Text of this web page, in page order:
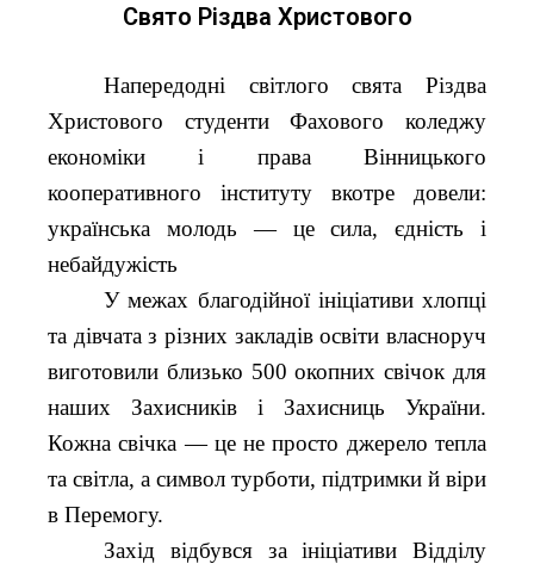
Свято Різдва Христового
Напередодні світлого свята Різдва
Христового студенти Фахового коледжу
економіки і права Вінницького
кооперативного інституту вкотре довели:
українська молодь — це сила, єдність і
небайдужість
У межах благодійної ініціативи хлопці
та дівчата з різних закладів освіти власноруч
виготовили близько 500 окопних свічок для
наших Захисників і Захисниць України.
Кожна свічка — це не просто джерело тепла
та світла, а символ турботи, підтримки й віри
в Перемогу.
Захід відбувся за ініціативи Відділу